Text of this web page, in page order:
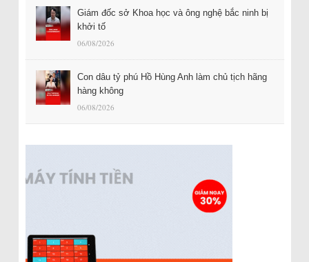
Giám đốc sở Khoa học và ông nghệ bắc ninh bị
khởi tố
06/08/2026
Con dâu tỷ phú Hồ Hùng Anh làm chủ tịch hãng
hàng không
06/08/2026